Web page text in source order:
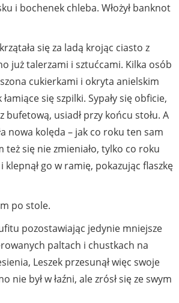
i bochenek chleba. Włożył banknot
się za ladą krojąc ciasto z
już talerzami i sztućcami. Kilka osób
cukierkami i okryta anielskim
się szpilki. Sypały się obficie,
bufetową, usiadł przy końcu stołu. A
nowa kolęda – jak co roku ten sam
się nie zmieniało, tylko co roku
go w ramię, pokazując flaszkę
po stole.
pozostawiając jedynie mniejsze
paltach i chustkach na
Leszek przesunął więc swoje
był w łaźni, ale zrósł się ze swym